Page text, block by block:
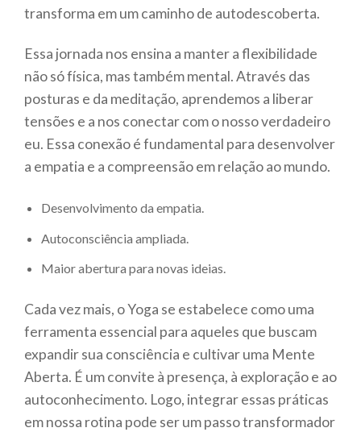
transforma em um caminho de autodescoberta.
Essa jornada nos ensina a manter a flexibilidade
não só física, mas também mental. Através das
posturas e da meditação, aprendemos a liberar
tensões e a nos conectar com o nosso verdadeiro
eu. Essa conexão é fundamental para desenvolver
a empatia e a compreensão em relação ao mundo.
Desenvolvimento da empatia.
Autoconsciência ampliada.
Maior abertura para novas ideias.
Cada vez mais, o Yoga se estabelece como uma
ferramenta essencial para aqueles que buscam
expandir sua consciência e cultivar uma Mente
Aberta. É um convite à presença, à exploração e ao
autoconhecimento. Logo, integrar essas práticas
em nossa rotina pode ser um passo transformador